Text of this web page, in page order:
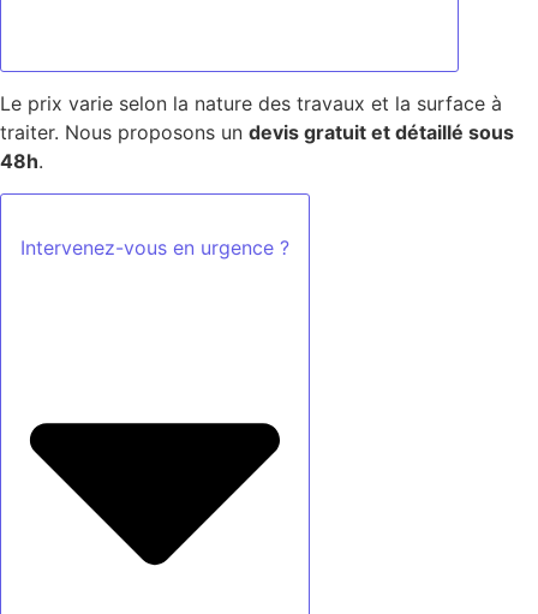
Le prix varie selon la nature des travaux et la surface à
traiter. Nous proposons un devis gratuit et détaillé sous
48h.
Intervenez-vous en urgence ?